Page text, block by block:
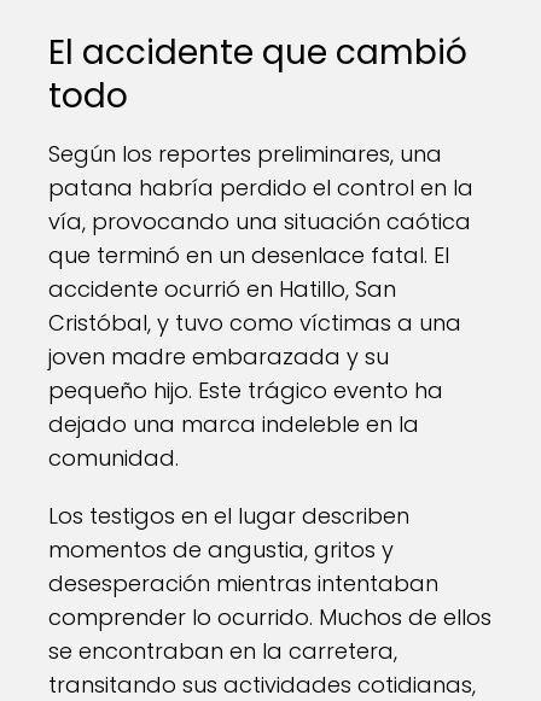
El accidente que cambió
todo
Según los reportes preliminares, una
patana habría perdido el control en la
vía, provocando una situación caótica
que terminó en un desenlace fatal. El
accidente ocurrió en Hatillo, San
Cristóbal, y tuvo como víctimas a una
joven madre embarazada y su
pequeño hijo. Este trágico evento ha
dejado una marca indeleble en la
comunidad.
Los testigos en el lugar describen
momentos de angustia, gritos y
desesperación mientras intentaban
comprender lo ocurrido. Muchos de ellos
se encontraban en la carretera,
transitando sus actividades cotidianas,